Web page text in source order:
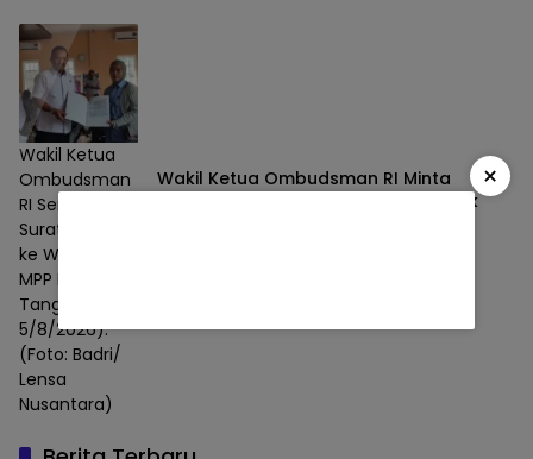
Wakil Ketua
Ombudsman
RI Serahkan
Surat Perijinan
ke Warga di
MPP Mini di
Tanggul, Rabu
5/8/2026).
(Foto: Badri/
Lensa
Nusantara)
Wakil Ketua Ombudsman RI Minta
Pelayanan Publik MPP Mini Sudah Baik
×